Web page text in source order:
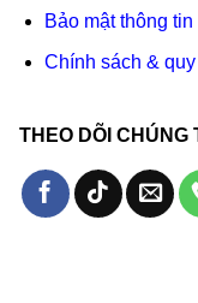
Bảo mật thông
Chính sách &
THEO DÕI CHÚNG